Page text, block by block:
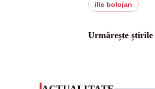
ilie bolojan
Urmărește știrile